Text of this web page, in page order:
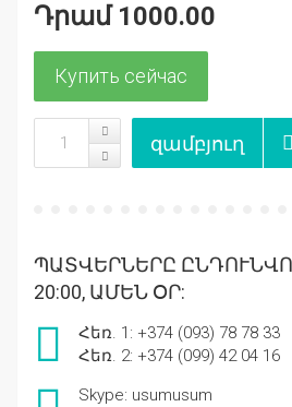
Դրամ 1000.00
ՊԱՏՎԵՐՆԵՐԸ
20:00, ԱՄԵՆ ՕՐ:
Հեռ. 1: +374 (093) 78 78 33
Հեռ. 2: +374 (099) 42 04 16
Skype: usumusum